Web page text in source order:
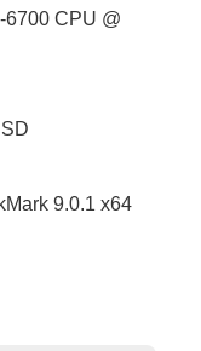
6700 CPU @
9.0.1 x64